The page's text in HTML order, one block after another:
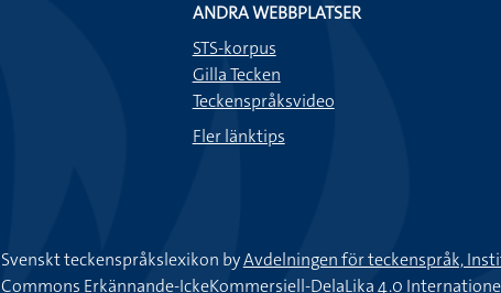
ANDRA WEBBPLATSER
STS-korpus
Gilla Tecken
Teckenspråksvideo
Fler länktips
Svenskt teckenspråkslexikon byAvdelningen för teckenspråk,
Commons Erkännande-IckeKommersiell-DelaLika 4.0